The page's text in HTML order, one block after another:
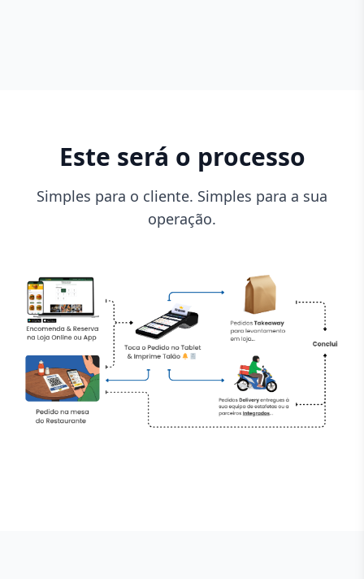
Este será o processo
Simples para o cliente. Simples para a sua
operação.